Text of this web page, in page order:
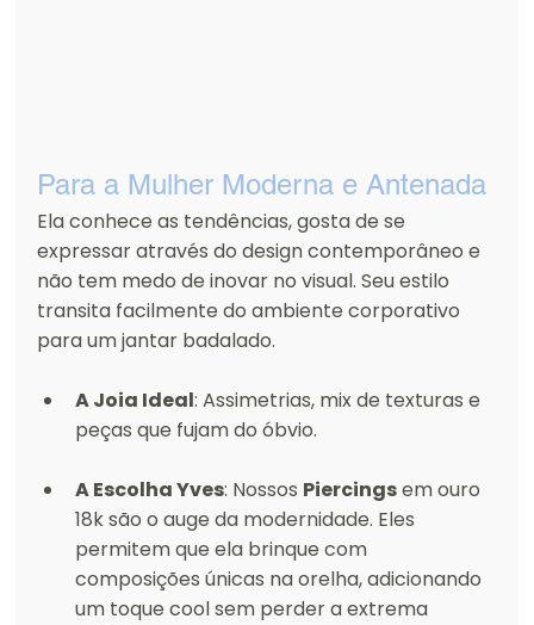
Para a Mulher Moderna e Antenada
Ela conhece as tendências, gosta de se
expressar através do design contemporâneo e
não tem medo de inovar no visual. Seu estilo
transita facilmente do ambiente corporativo
para um jantar badalado.
A Joia Ideal: Assimetrias, mix de texturas e
peças que fujam do óbvio.
A Escolha Yves: Nossos Piercings em ouro
18k são o auge da modernidade. Eles
permitem que ela brinque com
composições únicas na orelha, adicionando
um toque cool sem perder a extrema